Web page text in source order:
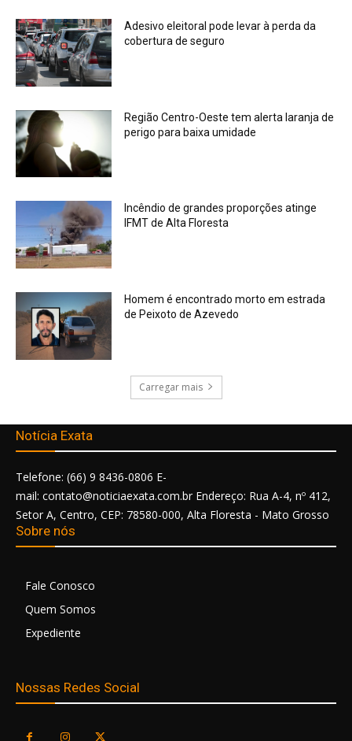
Adesivo eleitoral pode levar à perda da
cobertura de seguro
Região Centro-Oeste tem alerta laranja de
perigo para baixa umidade
Incêndio de grandes proporções atinge
IFMT de Alta Floresta
Homem é encontrado morto em estrada
de Peixoto de Azevedo
Carregar mais
Notícia Exata
Telefone: (66) 9 8436-0806 E-
mail: contato@noticiaexata.com.br Endereço: Rua A-4, nº 412,
Setor A, Centro, CEP: 78580-000, Alta Floresta - Mato Grosso
Sobre nós
Fale Conosco
Quem Somos
Expediente
Nossas Redes Social